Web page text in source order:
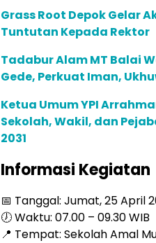
Grass Root Depok Gelar
Tuntutan Kepada Rektor
Tadabur Alam MT Balai
Gede, Perkuat Iman,
Ketua Umum YPI
Sekolah, Wakil, dan
2031
Informasi Kegiatan
📅 Tanggal: Jumat, 25 April
🕖 Waktu: 07.00 – 09.30 WIB
📍 Tempat: Sekolah Amal